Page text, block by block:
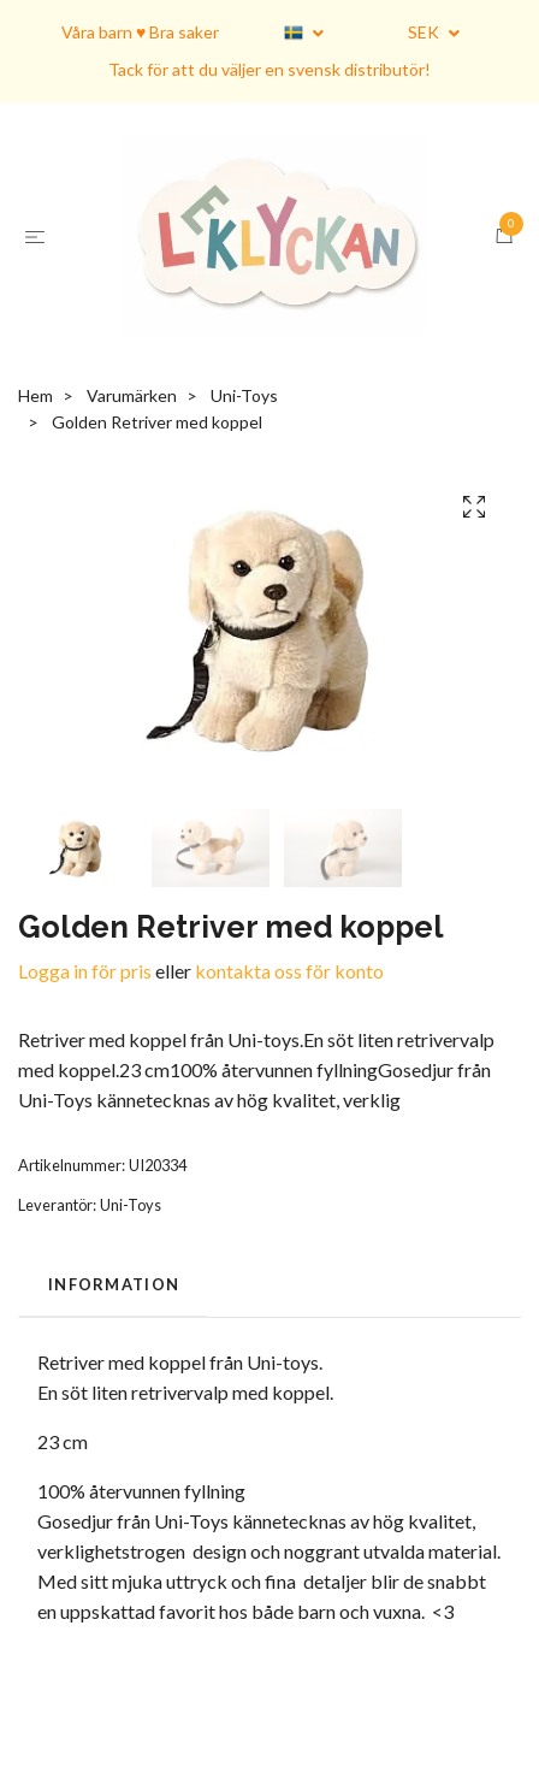
Våra barn ♥ Bra saker
SEK
Tack för att du väljer en svensk distributör!
0
Hem Varumärken
Uni-Toys
Golden Retriver med koppel
Golden Retriver med koppel
Logga in för pris eller kontakta oss för konto
Retriver med koppel från Uni-toys.En söt liten retrivervalp
med koppel.23 cm100% återvunnen fyllningGosedjur från
Uni-Toys kännetecknas av hög kvalitet, verklig
Artikelnummer:UI20334
Leverantör:Uni-Toys
INFORMATION
Retriver med koppel från Uni-toys.
En söt liten retrivervalp med koppel.
23 cm
100% återvunnen fyllning
Gosedjur från Uni-Toys kännetecknas av hög kvalitet,
verklighetstrogen design och noggrant utvalda material.
Med sitt mjuka uttryck och fina detaljer blir de snabbt
en uppskattad favorit hos både barn och vuxna. <3